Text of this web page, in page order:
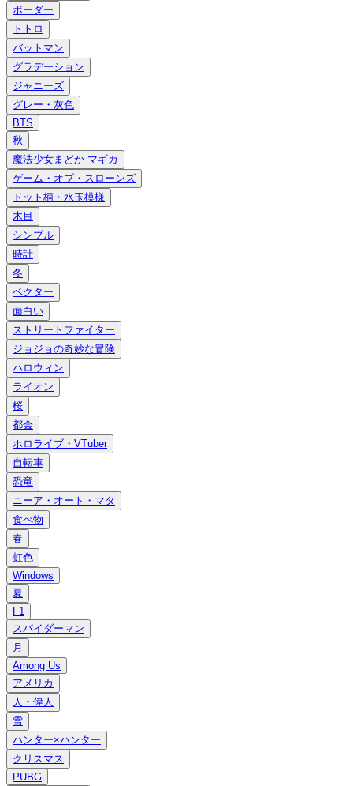
ボーダー
トトロ
バットマン
グラデーション
ジャニーズ
グレー・灰色
BTS
秋
魔法少女まどか マギカ
ゲーム・オブ・スローンズ
ドット柄・水玉模様
木目
シンプル
時計
冬
ベクター
面白い
ストリートファイター
ジョジョの奇妙な冒険
ハロウィン
ライオン
桜
都会
ホロライブ・VTuber
自転車
恐竜
ニーア・オート・マタ
食べ物
春
虹色
Windows
夏
F1
スパイダーマン
月
Among Us
アメリカ
人・偉人
雪
ハンター×ハンター
クリスマス
PUBG